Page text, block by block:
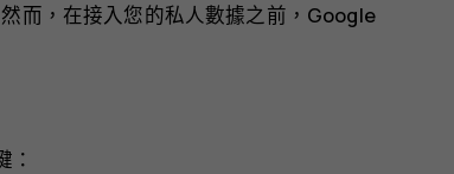
而，在接入您的私人數據之前，Google
：